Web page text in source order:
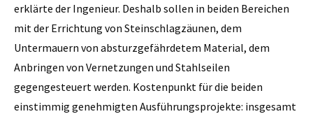
erklärte der Ingenieur. Deshalb sollen in beiden Bereichen
mit der Errichtung von Steinschlagzäunen, dem
Untermauern von absturzgefährdetem Material, dem
Anbringen von Vernetzungen und Stahlseilen
gegengesteuert werden. Kostenpunkt für die beiden
einstimmig genehmigten Ausführungsprojekte: insgesamt